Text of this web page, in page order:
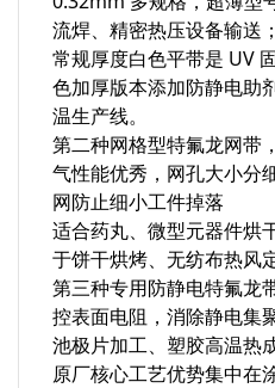
流焊、精密热压设备输送；
常规厚度白色平带是 UV
色加厚版本添加防静电助
温生产线。
第二种网格型特氟龙网带
气性能优秀，网孔大小分
网防止细小工件掉落
适合药丸、微型元器件烘
于饼干烘烤、无纺布热风
第三种专用防静电特氟龙
控表面电阻，消除静电集
池极片加工、塑胶高温热
原厂核心工艺优势集中在